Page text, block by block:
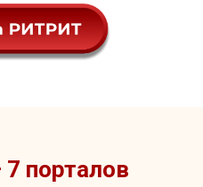
порталов